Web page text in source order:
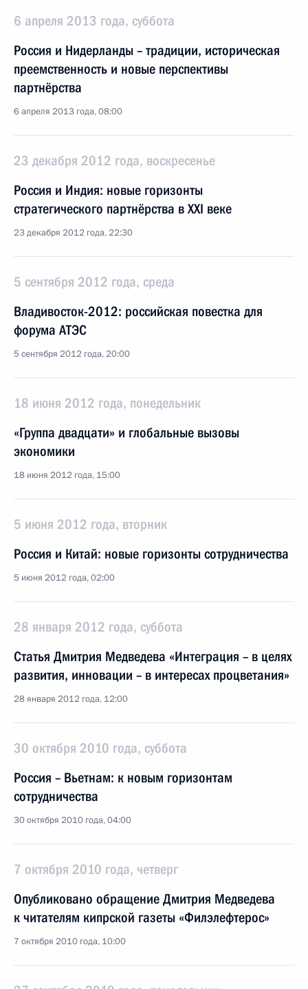
6 апреля 2013 года, суббота
Россия и Нидерланды – традиции, историческая
преемственность и новые перспективы
партнёрства
6 апреля 2013 года, 08:00
23 декабря 2012 года, воскресенье
Россия и Индия: новые горизонты
стратегического партнёрства в XXI веке
23 декабря 2012 года, 22:30
5 сентября 2012 года, среда
Владивосток-2012: российская повестка для
форума АТЭС
5 сентября 2012 года, 20:00
18 июня 2012 года, понедельник
«Группа двадцати» и глобальные вызовы
экономики
18 июня 2012 года, 15:00
5 июня 2012 года, вторник
Россия и Китай: новые горизонты сотрудничества
5 июня 2012 года, 02:00
28 января 2012 года, суббота
Статья Дмитрия Медведева «Интеграция – в целях
развития, инновации – в интересах процветания»
28 января 2012 года, 12:00
30 октября 2010 года, суббота
Россия – Вьетнам: к новым горизонтам
сотрудничества
30 октября 2010 года, 04:00
7 октября 2010 года, четверг
Опубликовано обращение Дмитрия Медведева
к читателям кипрской газеты «Филэлефтерос»
7 октября 2010 года, 10:00